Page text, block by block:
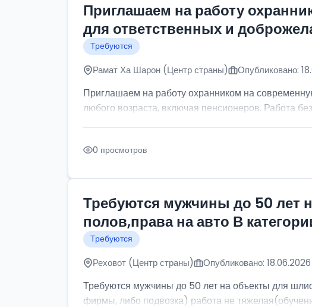
Приглашаем на работу
для ответственных и
Требуются
Рамат Ха Шарон (Центр страны) Опубликовано:
Приглашаем на работу охранником на
любого возраста, включая пенсионеров. Работа
0 просмотров
Требуются мужчины до 50 лет
полов,права на авто В
Требуются
Реховот (Центр страны) Опубликовано: 18.06.2026
Требуются мужчины до 50 лет на объекты для
фирмы, либо подвозка) работа не